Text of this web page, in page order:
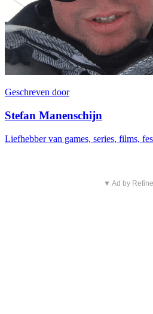
Geschreven door
Stefan Manenschijn
Liefhebber van games, series, films,
▼ Ad by